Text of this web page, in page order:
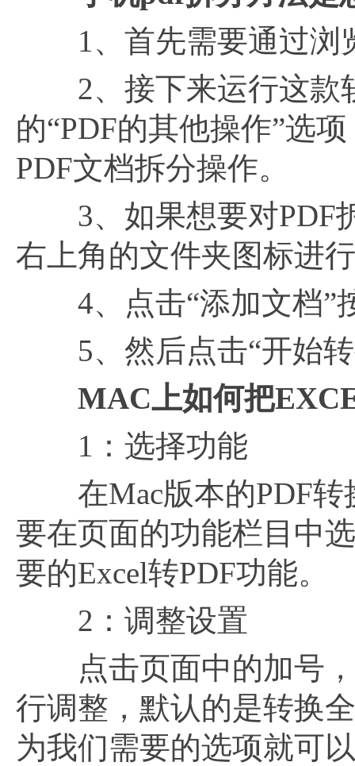
1、首先需要通过浏
2、接下来运行这款
的“PDF的其他操作”选
PDF文档拆分操作。
3、如果想要对PDF
右上角的文件夹图标进
4、点击“添加文档”
5、然后点击“开始转
MAC上如何把
1：选择功能
在Mac版本的PDF转
要在页面的功能栏目中
要的Excel转PDF功能。
2：调整设置
点击页面中的加号，
行调整，默认的是转换
为我们需要的选项就可